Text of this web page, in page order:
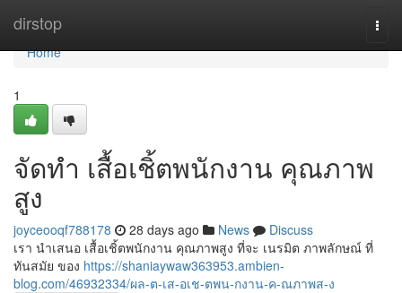
dirstop
Home
Home
1
จัดทำ เสื้อเชิ้ตพนักงาน คุณภาพ
สูง
joyceooqf788178 28 days ago News
Discuss
เรา นำเสนอ เสื้อเชิ้ตพนักงาน คุณภาพสูง ที่จะ เนรมิต ภาพลักษณ์ ที่
ทันสมัย ของ https://shaniaywaw363953.ambien-
blog.com/46932334/ผล-ต-เส-อเช-ตพน-กงาน-ค-ณภาพส-ง